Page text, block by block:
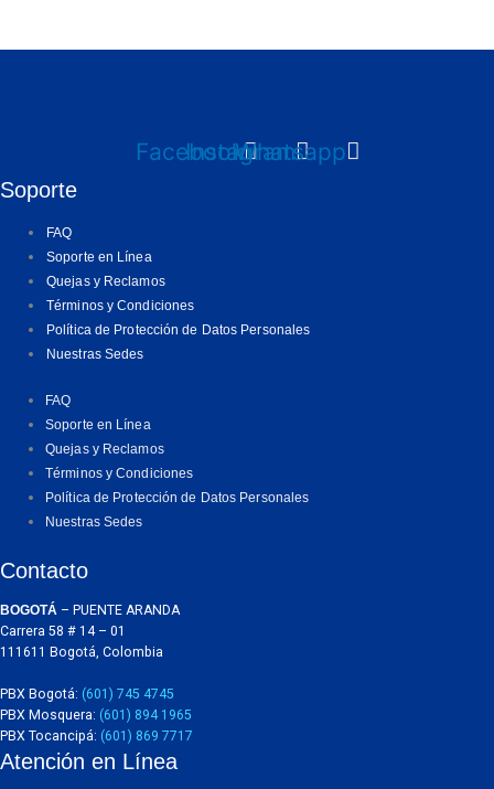
Facebook
Instagram
Whatsapp
Soporte
FAQ
Soporte en Línea
Quejas y Reclamos
Términos y Condiciones
Política de Protección de Datos Personales
Nuestras Sedes
FAQ
Soporte en Línea
Quejas y Reclamos
Términos y Condiciones
Política de Protección de Datos Personales
Nuestras Sedes
Contacto
BOGOTÁ – PUENTE ARANDA
Carrera 58 # 14 – 01
111611 Bogotá, Colombia
PBX Bogotá: (601) 745 4745
PBX Mosquera: (601) 894 1965
PBX Tocancipá: (601) 869 7717
Atención en Línea